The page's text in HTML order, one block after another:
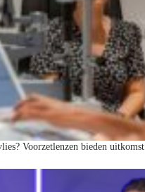
Voorzetlenzen bieden uitkomst